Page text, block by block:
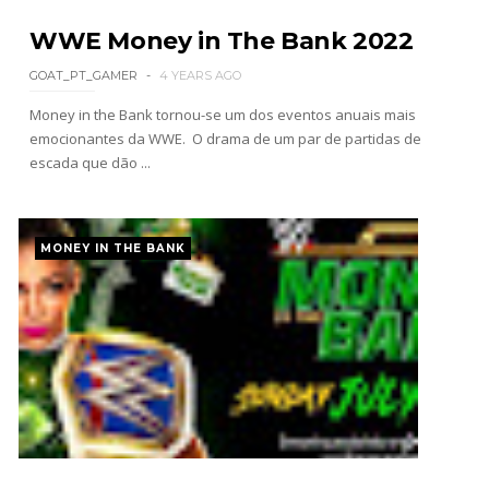
aproveita interferências e conquista o Interim
Unknown -
MUDANÇA DE TÍTULO NO SUMMERSLAM: Baron
Unknown-Aug 03 2026
DESFECHO IMPREVISÍVEL NO SUMMERSLAM:
Kevin Owens supera Sami Zayn, GUNTHER e Finn
Bálor para garantir oportunidade pelo título
mundial
Unknown-Aug 03 2026
GUERRA NO HELL IN A CELL DO SUMMERSLAM:
WWE Money in The Bank 2022
GOAT_PT_GAMER 4 YEARS AGO
Money in the Bank tornou-se um dos eventos anuais mais
emocionantes da WWE. O drama de um par de partidas de
escada que dão ...
MONEY IN THE BANK